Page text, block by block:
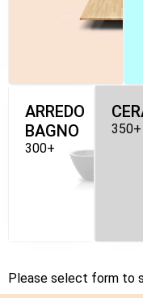
ARREDO
BAGNO
300+
350+
Please select form to